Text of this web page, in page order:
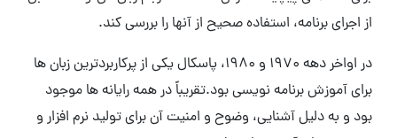
از اجرای برنامه، استفاده صحیح از آنها را بررسی کند.
در اواخر دهه 1970 و 1980، پاسکال یکی از پرکاربردترین زبان ها
برای آموزش برنامه نویسی بود.تقریباً در همه رایانه ها موجود
بود و به دلیل آشنایی، وضوح و امنیت آن برای تولید نرم افزار و